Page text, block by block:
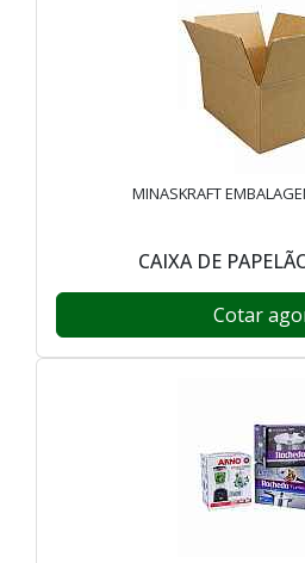
MINASKRAFT
CAIXA DE
Cotar